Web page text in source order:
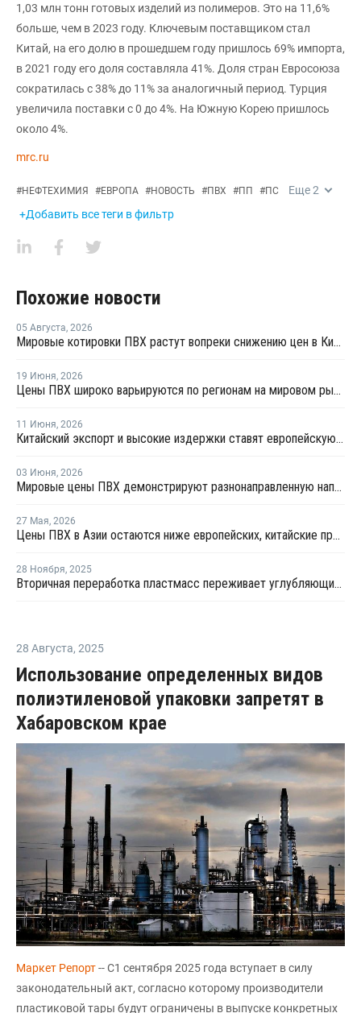
1,03 млн тонн готовых изделий из полимеров. Это на 11,6%
больше, чем в 2023 году. Ключевым поставщиком стал
Китай, на его долю в прошедшем году пришлось 69% импорта,
в 2021 году его доля составляла 41%. Доля стран Евросоюза
сократилась с 38% до 11% за аналогичный период. Турция
увеличила поставки с 0 до 4%. На Южную Корею пришлось
около 4%.
mrc.ru
#НЕФТЕХИМИЯ #ЕВРОПА #НОВОСТЬ #ПВХ #ПП #ПС Еще2
+Добавить все теги в фильтр
Похожие новости
05 Августа, 2026
Мировые котировки ПВХ растут вопреки снижению цен в Китае
19 Июня, 2026
Цены ПВХ широко варьируются по регионам на мировом рынке
11 Июня, 2026
Китайский экспорт и высокие издержки ставят европейскую индустрию ПВХ на грань выживания
03 Июня, 2026
Мировые цены ПВХ демонстрируют разнонаправленную направленность
27 Мая, 2026
Цены ПВХ в Азии остаются ниже европейских, китайские производители сохраняют агрессивные предложения
28 Ноября, 2025
Вторичная переработка пластмасс переживает углубляющийся кризис в Европе
28 Августа, 2025
Использование определенных видов
полиэтиленовой упаковки запретят в
Хабаровском крае
Маркет Репорт-- С1 сентября 2025 года вступает в силу
законодательный акт, согласно которому производители
пластиковой тары будут ограничены в выпуске конкретных